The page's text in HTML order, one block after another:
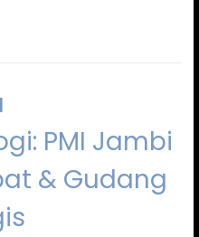
PMI Jambi
& Gudang